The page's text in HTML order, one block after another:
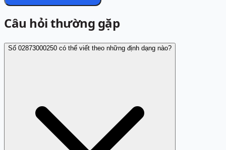
Câu hỏi thường gặp
Số 02873000250 có thể viết theo những định dạng nào?